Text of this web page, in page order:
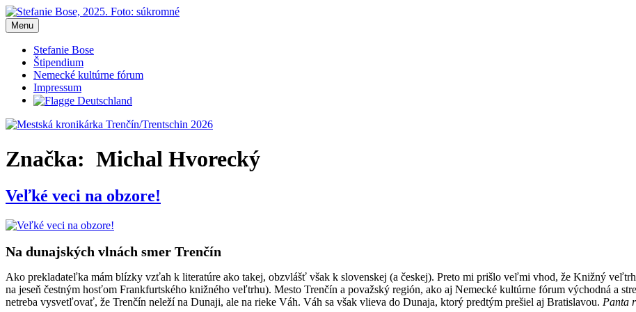
Prejsť
na
obsah
Mestská kronikárka Trenčín/Trentschin 2026
Blog Stefanie Bose, mestská kronikárka Trenčín 2026
Menu
Stefanie Bose
Štipendium
Nemecké kultúrne fórum
Impressum
Značka: Michal Hvorecký
Veľké veci na obzore!
Na dunajských vlnách smer Trenčín
Ako prekladateľka mám blízky vzťah k literatúre ako takej, obzvlášť však k slovenskej (a českej). Preto mi prišlo veľmi vhod, že Knižný
na jeseň čestným hosťom Frankfurtského knižného veľtrhu). Mesto Trenčín a považský región, ako aj Nemecké kultúrne fórum východná a
netreba vysvetľovať, že Trenčín neleží na Dunaji, ale na rieke Váh. Váh sa však vlieva do Dunaja, ktorý predtým prešiel aj Bratislavou. Panta